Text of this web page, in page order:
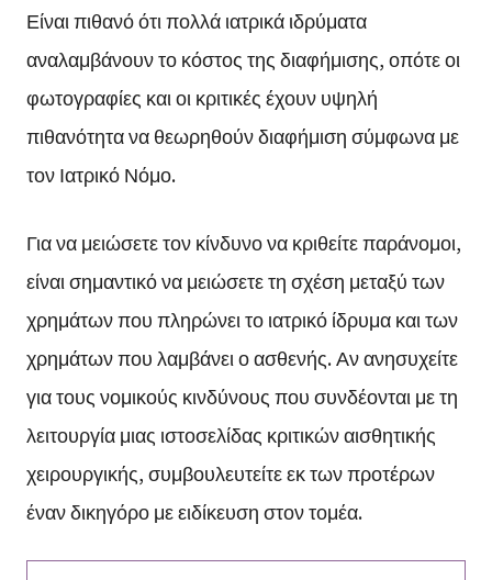
Είναι πιθανό ότι πολλά ιατρικά ιδρύματα
αναλαμβάνουν το κόστος της διαφήμισης, οπότε οι
φωτογραφίες και οι κριτικές έχουν υψηλή
πιθανότητα να θεωρηθούν διαφήμιση σύμφωνα με
τον Ιατρικό Νόμο.
Για να μειώσετε τον κίνδυνο να κριθείτε παράνομοι,
είναι σημαντικό να μειώσετε τη σχέση μεταξύ των
χρημάτων που πληρώνει το ιατρικό ίδρυμα και των
χρημάτων που λαμβάνει ο ασθενής. Αν ανησυχείτε
για τους νομικούς κινδύνους που συνδέονται με τη
λειτουργία μιας ιστοσελίδας κριτικών αισθητικής
χειρουργικής, συμβουλευτείτε εκ των προτέρων
έναν δικηγόρο με ειδίκευση στον τομέα.